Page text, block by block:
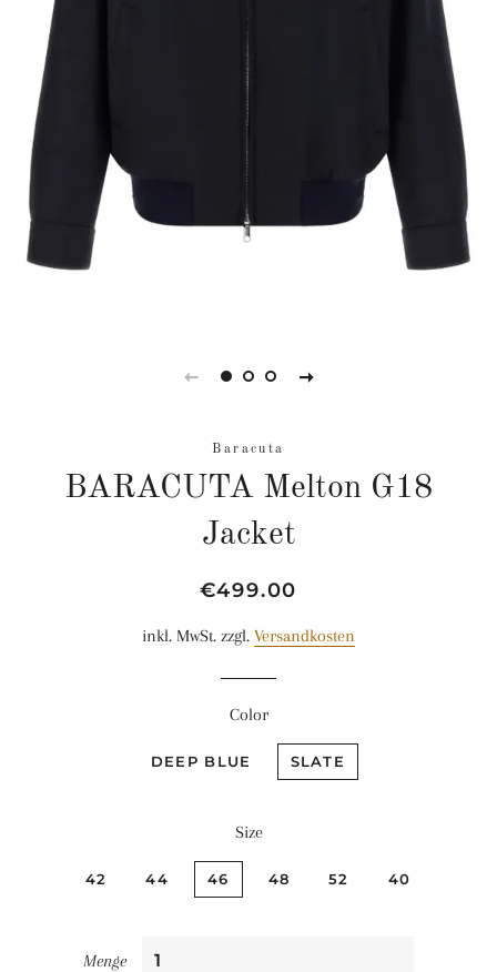
Baracuta
BARACUTA Melton G18
Jacket
Normaler
Sonderpreis
€499.00
inkl. MwSt. zzgl. Versandkosten
Color
DEEP BLUE SLATE
Size
42 44 46 48 52 40
Menge